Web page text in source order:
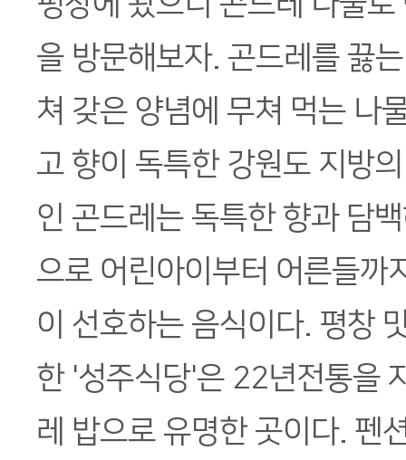
을 방문해보자. 곤드레를 끓
쳐 갖은 양념에 무쳐 먹는 나
고 향이 독특한 강원도 지방
인 곤드레는 독특한 향과 담
으로 어린아이부터 어른들까
이 선호하는 음식이다. 평창
한 '성주식당'은 22년전통을
레 밥으로 유명한 곳이다. 펜